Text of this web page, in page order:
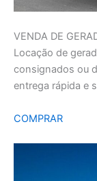
VENDA DE
Locação de
consignados ou
entrega rápida e
COMPRAR